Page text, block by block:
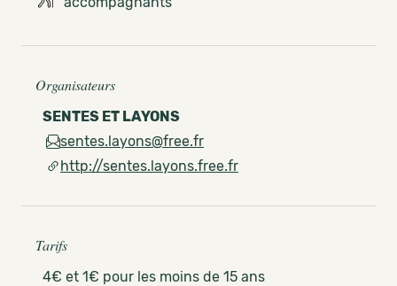
Organisateurs
SENTES ET LAYONS
sentes.layons@free.fr
http://sentes.layons.free.fr
Tarifs
4€ et 1€ pour les moins de 15 ans